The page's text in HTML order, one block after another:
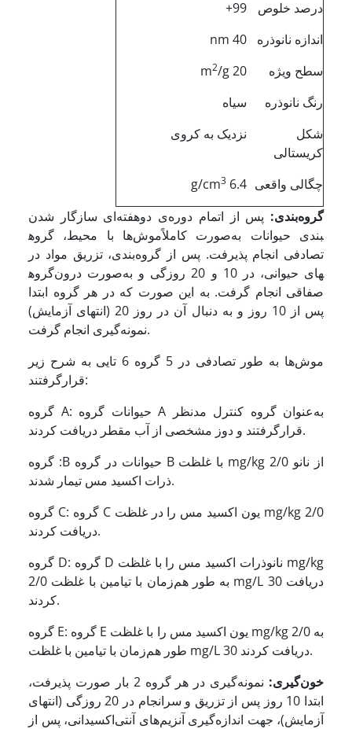
درصد خلوص
99+
اندازه نانوذره
40 nm
سطح ویژه
20 m
2/g
رنگ نانوذره
سیاه
شکل
کریستالی
نزدیک به کروی
چگالی واقعی 6.4 g/cm
3
گروه‌بندی: پس از اتمام دوره‌ی دوهفته‌ای سازگار شدن
موش‌ها با محیط، گروه‎بندی حیوانات به‌صورت کاملاً
تصادفی انجام پذیرفت. پس از گروه‌بندی، تزریق مواد در
گروه‎های حیوانی، در 10 و 20 روزگی و به‌صورت درون
صفاقی انجام گرفت. به این صورت که در هر گروه ابتدا
پس از 10 روز و به دنبال آن در روز 20 (انتهای آزمایش)
نمونه‌گیری انجام گرفت.
موش‌ها به طور تصادفی در 5 گروه 6 تایی به شرح زیر
قرارگرفتند:
گروه A: حیوانات گروه A به‌عنوان گروه کنترل مدنظر
قرارگرفتند و دوز مشخصی از آب مقطر دریافت کردند.
گروه :B حیوانات در گروه B با غلظت mg/kg 2/0 از نانو
ذرات اکسید ‌مس تیمار شدند.
گروه C: گروه C یون اکسید ‌مس را در غلظت mg/kg 2/0
دریافت کردند.
گروه D: گروه D نانوذرات اکسید مس را با غلظت mg/kg
2/0 به طور هم‏‌زمان با تیامین با غلظت mg/L 30 دریافت
کردند.
گروه E: گروه E یون اکسید ‏‌مس را با غلظت mg/kg 2/0 به
طور هم‏‌زمان با تیامین با غلظت mg/L 30 دریافت کردند.
خون‌گیری:
نمونه‌گیری در هر گروه 2 بار صورت پذیرفت،
ابتدا 10 روز پس از تزریق و سرانجام در 20 روزگی (انتهای
آزمایش)، جهت اندازه‏‌گیری آنزیم‏‌های آنتی‏‌اکسیدانی، پس از